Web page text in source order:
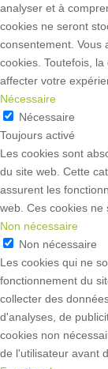
analyser et à
cookies ne seront
consentement. Vous
cookies. Toutefois,
affecter votre
Nécessaire
Nécessaire
Toujours activé
Les cookies sont
du site web. Cette
assurent les
web. Ces cookies ne
Non nécessaire
Non nécessaire
Les cookies qui ne
fonctionnement du
collecter des
d'analyses, de
cookies non
de l'utilisateur avant